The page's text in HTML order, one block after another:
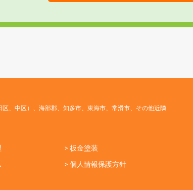
、中区）、海部郡、知多市、東海市、常滑市、その他近隣
> 板金塗装
> 個人情報保護方針